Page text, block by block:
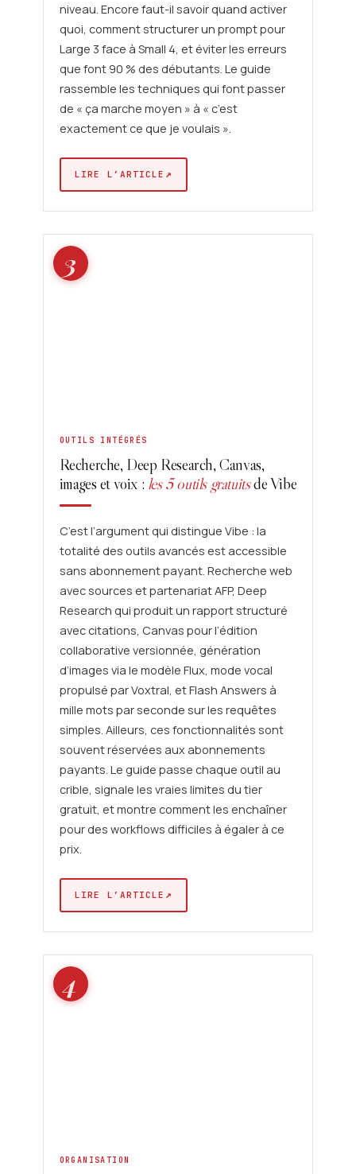
niveau. Encore faut-il savoir quand activer
quoi, comment structurer un prompt pour
Large 3 face à Small 4, et éviter les erreurs
que font 90 % des débutants. Le guide
rassemble les techniques qui font passer
de « ça marche moyen » à « c’est
exactement ce que je voulais ».
LIRE L’ARTICLE ↗
3
OUTILS INTÉGRÉS
Recherche, Deep Research, Canvas,
images et voix : les 5 outils gratuitsde Vibe
C’est l’argument qui distingue Vibe : la
totalité des outils avancés est accessible
sans abonnement payant. Recherche web
avec sources et partenariat AFP, Deep
Research qui produit un rapport structuré
avec citations, Canvas pour l’édition
collaborative versionnée, génération
d’images via le modèle Flux, mode vocal
propulsé par Voxtral, et Flash Answers à
mille mots par seconde sur les requêtes
simples. Ailleurs, ces fonctionnalités sont
souvent réservées aux abonnements
payants. Le guide passe chaque outil au
crible, signale les vraies limites du tier
gratuit, et montre comment les enchaîner
pour des workflows difficiles à égaler à ce
prix.
LIRE L’ARTICLE ↗
4
ORGANISATION